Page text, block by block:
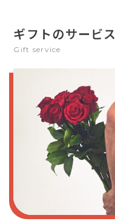
ギフトのサービ
Gift service